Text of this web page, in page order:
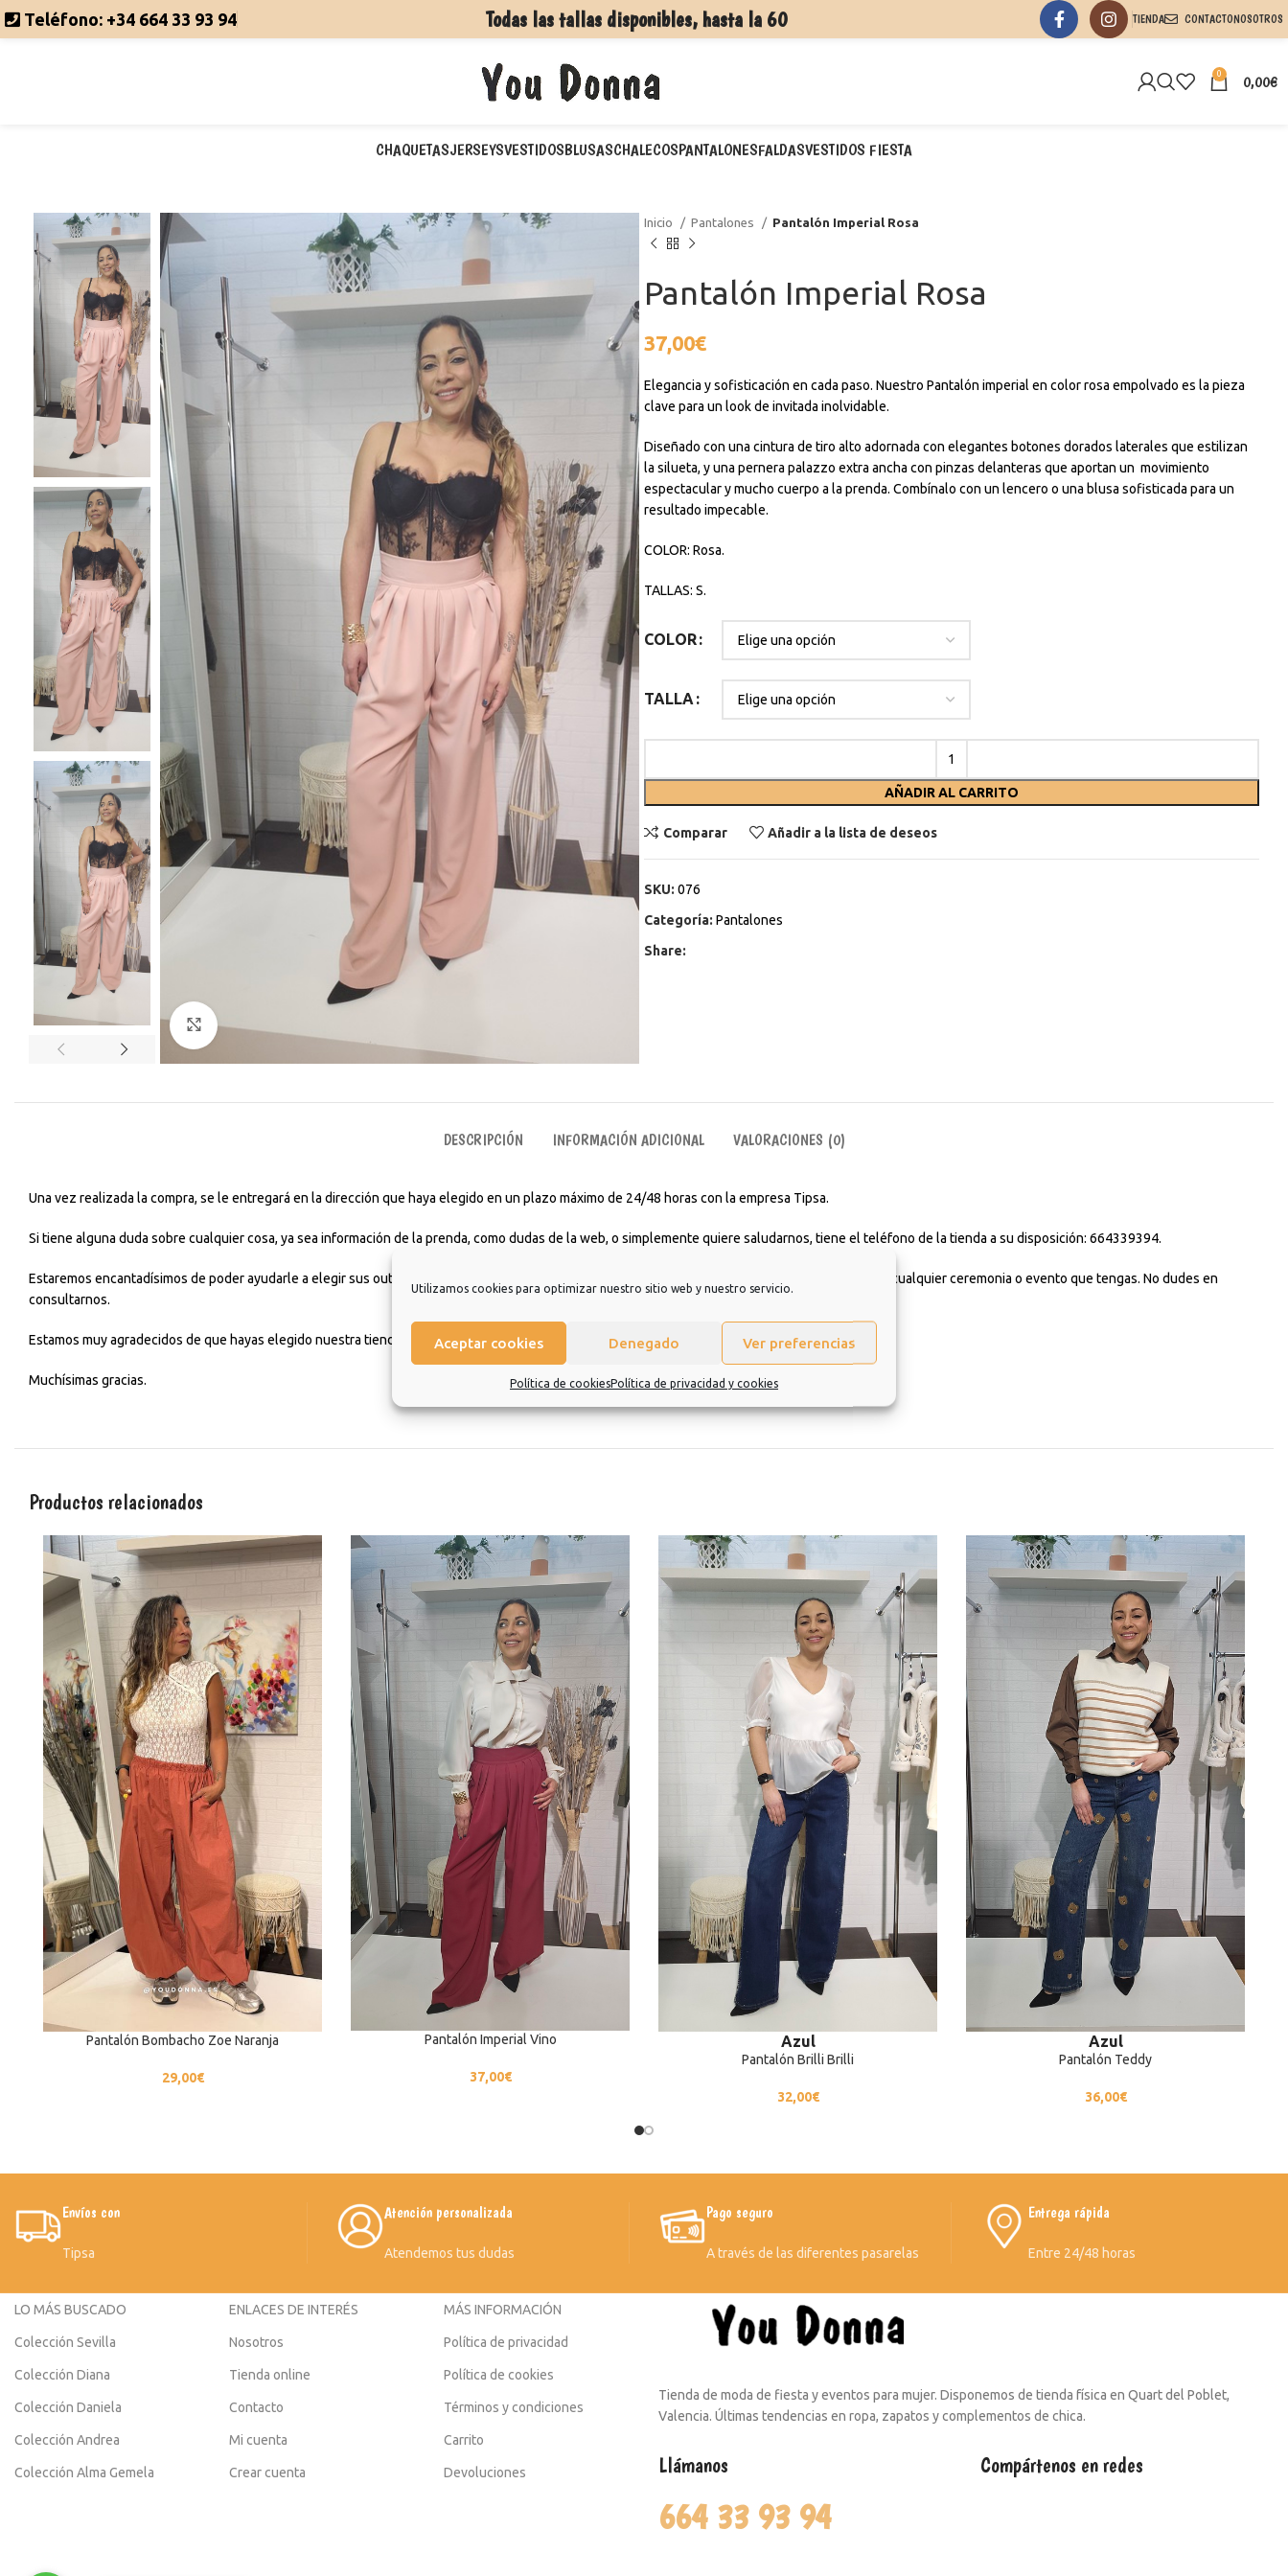
Utilizamos cookies para optimizar nuestro sitio web y nuestro servicio.
Aceptar cookies Denegado Ver preferencias
Política de cookiesPolítica de privacidad y cookies
Teléfono: +34 664 33 93 94 Todas las tallas disponibles, hasta la 60 TIENDA CONTACTONOSOTROS
0 0,00€
CHAQUETASJERSEYSVESTIDOSBLUSASCHALECOSPANTALONESFALDASVESTIDOS FIESTA
Haga Click para agrandar
Inicio Pantalones Pantalón Imperial Rosa
Pantalón Imperial Rosa
37,00€
Elegancia y sofisticación en cada paso. Nuestro Pantalón imperial en color rosa empolvado es la pieza
clave para un look de invitada inolvidable.
Diseñado con una cintura de tiro alto adornada con elegantes botones dorados laterales que estilizan
la silueta, y una pernera palazzo extra ancha con pinzas delanteras que aportan un movimiento
espectacular y mucho cuerpo a la prenda. Combínalo con un lencero o una blusa sofisticada para un
resultado impecable.
COLOR: Rosa.
TALLAS: S.
COLOR
TALLA
AÑADIR AL CARRITO
Comparar Añadir a la lista de deseos
SKU: 076
Categoría: Pantalones
Share:
DESCRIPCIÓN INFORMACIÓN ADICIONAL VALORACIONES (0)
Una vez realizada la compra, se le entregará en la dirección que haya elegido en un plazo máximo de 24/48 horas con la empresa Tipsa.
Si tiene alguna duda sobre cualquier cosa, ya sea información de la prenda, como dudas de la web, o simplemente quiere saludarnos, tiene el teléfono de la tienda a su disposición: 664339394.
Estaremos encantadísimos de poder ayudarle a elegir sus outfits diarios para ir a estudiar, trabajar, para tomarte un café con amigos o incluso para cualquier ceremonia o evento que tengas. No dudes en
consultarnos.
Estamos muy agradecidos de que hayas elegido nuestra tienda y esperamos que sea una experiencia de la que quiera repetir.
Muchísimas gracias.
Productos relacionados
Pantalón Bombacho Zoe Naranja
29,00€
Pantalón Imperial Vino
37,00€
Azul
Pantalón Brilli Brilli
32,00€
Azul
Pantalón Teddy
36,00€
Envíos con
Tipsa
Atención personalizada
Atendemos tus dudas
Pago seguro
A través de las diferentes pasarelas
Entrega rápida
Entre 24/48 horas
LO MÁS BUSCADO
Colección Sevilla
Colección Diana
Colección Daniela
Colección Andrea
Colección Alma Gemela
ENLACES DE INTERÉS
Nosotros
Tienda online
Contacto
Mi cuenta
Crear cuenta
MÁS INFORMACIÓN
Política de privacidad
Política de cookies
Términos y condiciones
Carrito
Devoluciones
Tienda de moda de fiesta y eventos para mujer. Disponemos de tienda física en Quart del Poblet,
Valencia. Últimas tendencias en ropa, zapatos y complementos de chica.
Llámanos
664 33 93 94
Compártenos en redes